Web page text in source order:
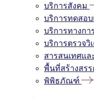
บริการสังคม
บริการทดสอ
บริการทางกา
บริการตรวจ
สารสนเทศแล
พื้นที่สร้างสรร
พิพิธภัณฑ์